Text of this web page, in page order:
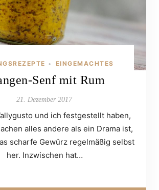
• EINGEMACHTES
Senf mit Rum
21. Dezember 2017
und ich festgestellt haben,
alles andere als ein Drama ist,
scharfe Gewürz regelmäßig selbst
her. Inzwischen hat…